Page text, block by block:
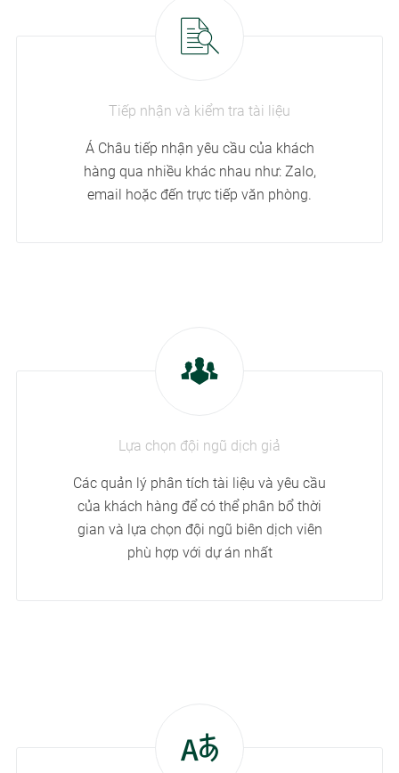
Tiếp nhận và kiểm tra tài liệu
Á Châu tiếp nhận yêu cầu của khách
hàng qua nhiều khác nhau như: Zalo,
email hoặc đến trực tiếp văn phòng.
Lựa chọn đội ngũ dịch giả
Các quản lý phân tích tài liệu và yêu cầu
của khách hàng để có thể phân bổ thời
gian và lựa chọn đội ngũ biên dịch viên
phù hợp với dự án nhất